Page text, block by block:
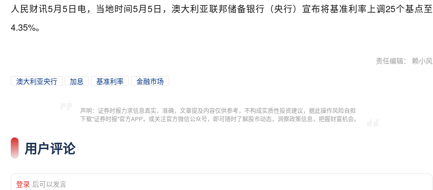
人民财讯5月5日电， 当地时间5月5日，澳大利亚联邦储备银行（央行）宣布将基准利率上调25个基点至
4.35%。
责任编辑： 赖小风
澳大利亚央行 加息 基准利率 金融市场
声明：证券时报力求信息真实、准确，文章提及内容仅供参考，不构成实质性投资建议，据此操作风险自担
下载"证券时报"官方APP，或关注官方微信公众号，即可随时了解股市动态，洞察政策信息，把握财富机会。
用户评论
登录 后可以发言